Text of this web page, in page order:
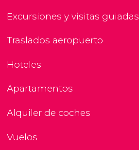
Excursiones y visitas guiadas
Traslados aeropuerto
Hoteles
Apartamentos
Alquiler de coches
Vuelos